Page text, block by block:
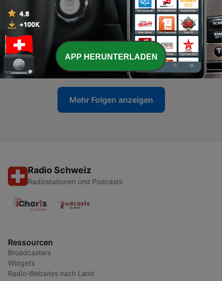
72 - العشر الأواخر
21 Apr. 2022
71 - الشارع في رمضان
17 Apr. 2022
Mehr Folgen anzeigen
Radio Schweiz
Radiostationen und Podcasts
Ressourcen
Broadcasters
Widgets
Radio-Websites nach Land
APP HERUNTERLADEN